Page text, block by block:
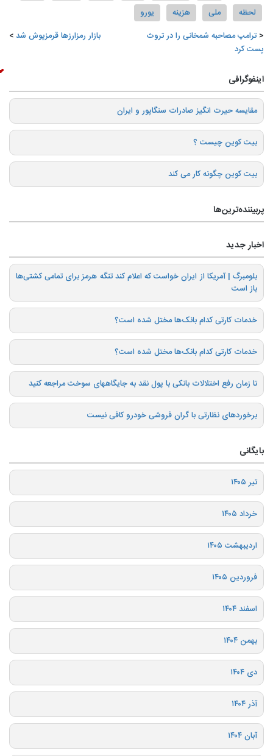
لحظه
ملی هزینه
یورو
ترامپ مصاحبه شمخانی را در تروث
پست کرد
بازار رمزارزها قرمزپوش شد
اینفوگرافی
️مقایسه حیرت انگیز صادرات سنگاپور و ایران
بیت کوین چیست ؟
بیت کوین چگونه کار می کند
پربیننده‌ترین‌ها
اخبار جدید
بلومبرگ | آمریکا از ایران خواست که اعلام کند تنگه هرمز برای تمامی کشتی‌ها
باز است
خدمات کارتی کدام بانک‌ها مختل شده است؟
خدمات کارتی کدام بانک‌ها مختل شده است؟
تا زمان رفع اختلالات بانکی با پول نقد به جایگاههای سوخت مراجعه کنید
برخوردهای نظارتی با گران فروشی خودرو کافی نیست
بایگانی
تیر ۱۴۰۵
خرداد ۱۴۰۵
اردیبهشت ۱۴۰۵
فروردین ۱۴۰۵
اسفند ۱۴۰۴
بهمن ۱۴۰۴
دی ۱۴۰۴
آذر ۱۴۰۴
آبان ۱۴۰۴